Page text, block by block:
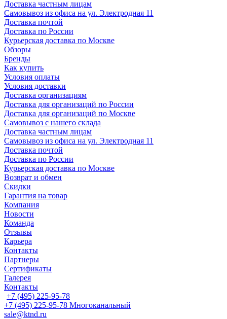
Доставка частным лицам
Самовывоз из офиса на ул. Электродная 11
Доставка почтой
Доставка по России
Курьерская доставка по Москве
Обзоры
Бренды
Как купить
Условия оплаты
Условия доставки
Доставка организациям
Доставка для организаций по России
Доставка для организаций по Москве
Самовывоз с нашего склада
Доставка частным лицам
Самовывоз из офиса на ул. Электродная 11
Доставка почтой
Доставка по России
Курьерская доставка по Москве
Возврат и обмен
Скидки
Гарантия на товар
Компания
Новости
Команда
Отзывы
Карьера
Контакты
Партнеры
Сертификаты
Галерея
Контакты
+7 (495) 225-95-78
+7 (495) 225-95-78 Многоканальный
sale@ktnd.ru